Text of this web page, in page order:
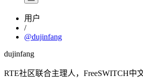
用户
/
@dujinfang
dujinfang
RTE社区联合主理人，FreeSWITCH中